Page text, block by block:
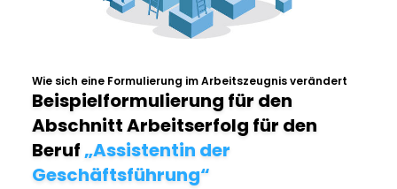
Wie sich eine Formulierung im Arbeitszeugnis verändert
Beispielformulierung für den
Abschnitt Arbeitserfolg für den
Beruf„Assistentin der
Geschäftsführung“